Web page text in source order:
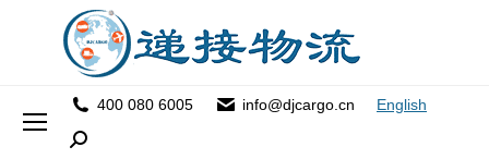
400 080 6005 info@djcargo.cn English
Search: